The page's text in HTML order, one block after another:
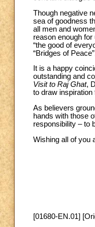
Though negative
sea of goodness
all men and
reason enough
“the good of
“Bridges of
It is a happy
outstanding and
Visit to Raj Ghat,
to draw
As believers
hands with those
responsibility – to
Wishing all of you
[01680-EN.01]